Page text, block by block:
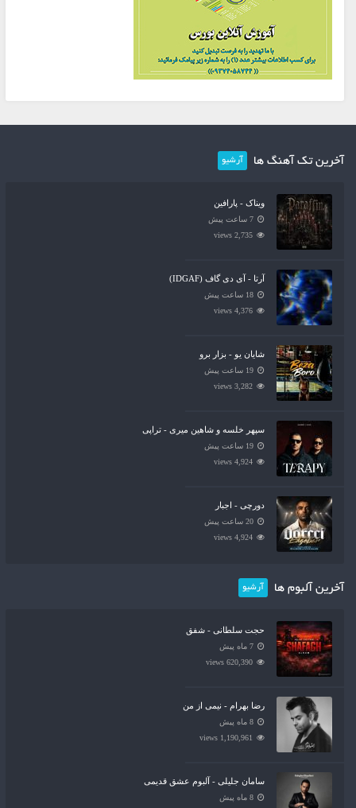
آخرین تک آهنگ ها آرشیو
ویناک - پارافین
7 ساعت پیش
2,735 views
آرتا - آی دی گاف (IDGAF)
18 ساعت پیش
4,376 views
شایان یو - بزار برو
19 ساعت پیش
3,282 views
سپهر خلسه و شاهین میری - تراپی
19 ساعت پیش
4,924 views
دورچی - اجبار
20 ساعت پیش
4,924 views
آخرین آلبوم ها آرشیو
حجت سلطانی - شفق
7 ماه پیش
620,390 views
رضا بهرام - نیمی از من
8 ماه پیش
1,190,961 views
سامان جلیلی - آلبوم عشق قدیمی
8 ماه پیش